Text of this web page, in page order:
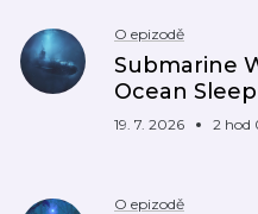
O epizodě
Submarine
Ocean
19. 7. 2026 2 hod
O epizodě